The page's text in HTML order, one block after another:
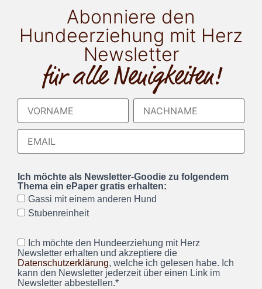
Abonniere den
Hundeerziehung mit Herz
Newsletter
für alle Neuigkeiten!
Ich möchte als Newsletter-Goodie zu folgendem
Thema ein ePaper gratis erhalten:
Gassi mit einem anderen Hund
Stubenreinheit
Ich möchte den Hundeerziehung mit Herz
Newsletter erhalten und akzeptiere die
Datenschutzerklärung, welche ich gelesen habe. Ich
kann den Newsletter jederzeit über einen Link im
Newsletter abbestellen.*